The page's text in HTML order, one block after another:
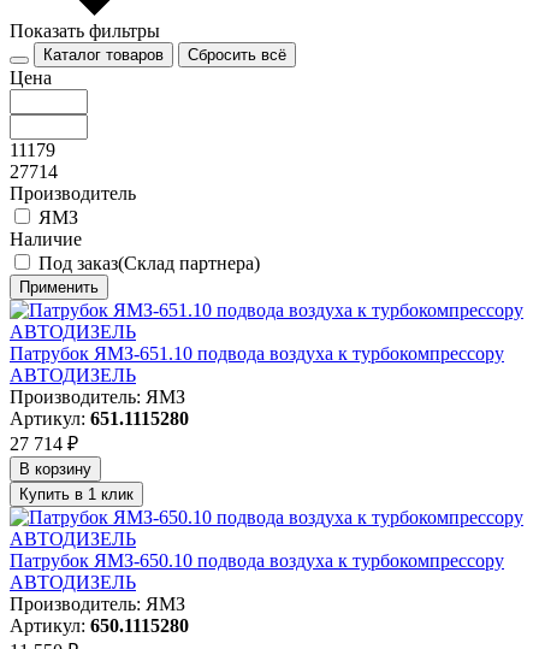
Показать фильтры
Каталог товаров Сбросить всё
Цена
11179
27714
Производитель
ЯМЗ
Наличие
Под заказ(Склад партнера)
Применить
Патрубок ЯМЗ-651.10 подвода воздуха к турбокомпрессору
АВТОДИЗЕЛЬ
Производитель: ЯМЗ
Артикул: 651.1115280
27 714 ₽
В корзину
Купить в 1 клик
Патрубок ЯМЗ-650.10 подвода воздуха к турбокомпрессору
АВТОДИЗЕЛЬ
Производитель: ЯМЗ
Артикул: 650.1115280